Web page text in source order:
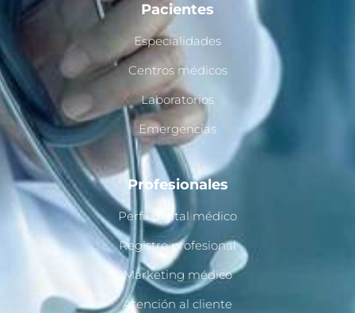
Pacientes
Especialidades
Centros médicos
Laboratorios
Emergencias
Profesionales
Perfil digital médico
Registro profesional
Marketing médico
Atención al cliente